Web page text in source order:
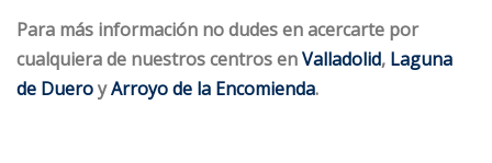
Para más información no dudes en acercarte por
cualquiera de nuestros centros enValladolid, Laguna
de DueroyArroyo de la Encomienda.